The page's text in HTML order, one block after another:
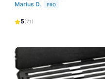
Marius D.
PRO
5(71)